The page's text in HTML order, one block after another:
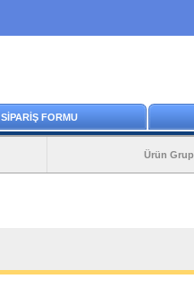
SİPARİŞ FORMU
Ürün